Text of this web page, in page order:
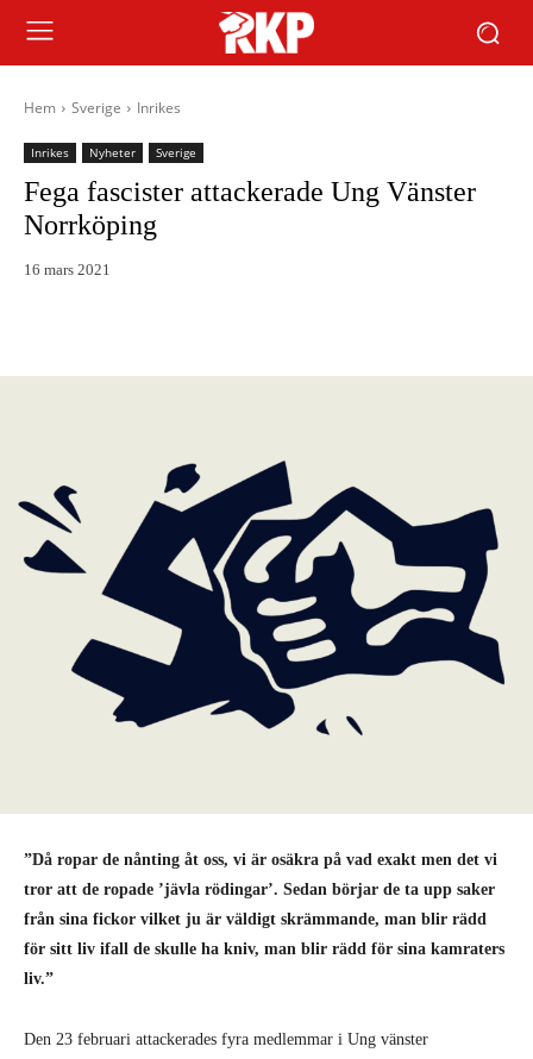
Hem Sverige Inrikes
Inrikes Nyheter Sverige
Fega fascister attackerade Ung Vänster
Norrköping
16 mars 2021
”Då ropar de nånting åt oss, vi är osäkra på vad exakt men det vi
tror att de ropade ’jävla rödingar’. Sedan börjar de ta upp saker
från sina fickor vilket ju är väldigt skrämmande, man blir rädd
för sitt liv ifall de skulle ha kniv, man blir rädd för sina kamraters
liv.”
Den 23 februari attackerades fyra medlemmar i Ung vänster